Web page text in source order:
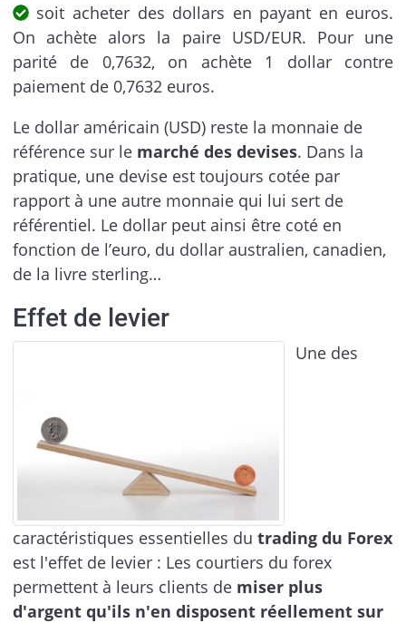
soit acheter des dollars en payant en euros.
On achète alors la paire USD/EUR. Pour une
parité de 0,7632, on achète 1 dollar contre
paiement de 0,7632 euros.
Le dollar américain (USD) reste la monnaie de
référence sur le marché des devises. Dans la
pratique, une devise est toujours cotée par
rapport à une autre monnaie qui lui sert de
référentiel. Le dollar peut ainsi être coté en
fonction de l’euro, du dollar australien, canadien,
de la livre sterling…
Effet de levier
Une des
caractéristiques essentielles du trading du Forex
est l'effet de levier : Les courtiers du forex
permettent à leurs clients de miser plus
d'argent qu'ils n'en disposent réellement sur